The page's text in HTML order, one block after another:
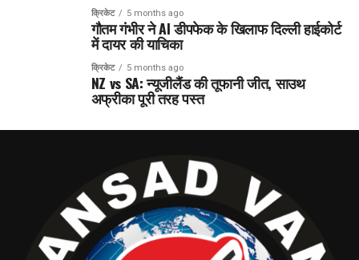
क्रिकेट 5 months ago
गौतम गंभीर ने AI डीपफेक के खिलाफ दिल्ली हाईकोर्ट
में दायर की याचिका
क्रिकेट 5 months ago
NZ vs SA: न्यूजीलैंड की तूफानी जीत, साउथ
अफ्रीका पूरी तरह पस्त